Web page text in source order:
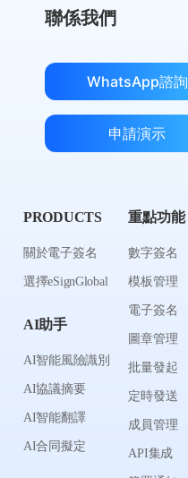
聯係我們
WhatsApp諮詢
申請演示
PRODUCTS
關於電子簽名
選擇eSignGlobal
AI助手
AI智能風險識別
AI協議摘要
AI智能翻譯
AI合同擬定
重點功能
數字簽名
模板管理
電子簽名
圖章管理
批量發起
定時發送
成員管理
API集成